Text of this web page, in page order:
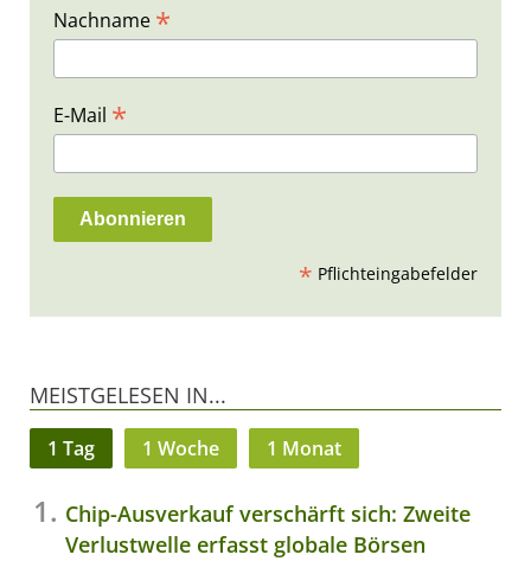
Nachname *
E-Mail *
* Pflichteingabefelder
MEISTGELESEN IN...
1 Tag 1 Woche 1 Monat
Chip-Ausverkauf verschärft sich: Zweite
Verlustwelle erfasst globale Börsen